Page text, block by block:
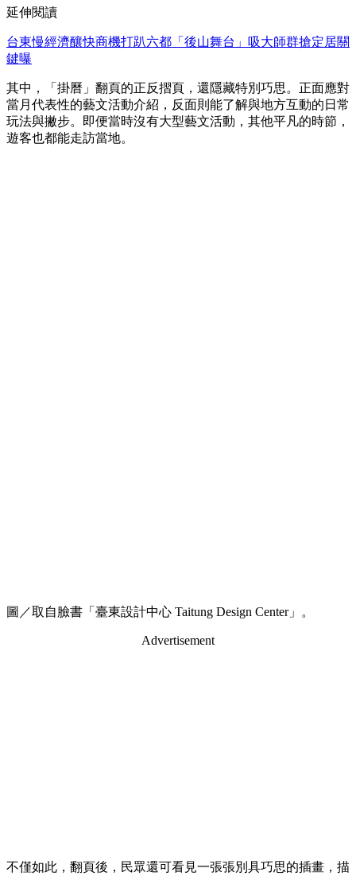
延伸閱讀
台東慢經濟釀快商機打趴六都「後山舞台」吸大師群搶定居關
鍵曝
其中，「掛曆」翻頁的正反摺頁，還隱藏特別巧思。正面應對
當月代表性的藝文活動介紹，反面則能了解與地方互動的日常
玩法與撇步。即便當時沒有大型藝文活動，其他平凡的時節，
遊客也都能走訪當地。
圖／取自臉書「臺東設計中心 Taitung Design Center」。
Advertisement
不僅如此，翻頁後，民眾還可看見一張張別具巧思的插畫，描